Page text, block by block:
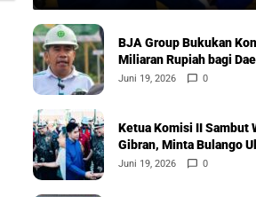
BJA Group Bukukan
Miliaran Rupiah bagi
Juni 19, 2026 0
Ketua Komisi II Sambut
Gibran, Minta Bulango
Diprioritaskan
Juni 19, 2026 0